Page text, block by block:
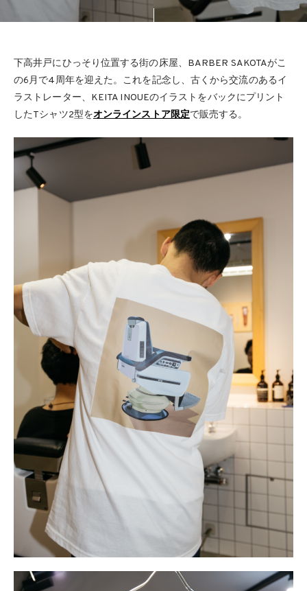
下高井戸にひっそり位置する街の床屋、BARBER SAKOTAがこ
の6月で4周年を迎えた。これを記念し、古くから交流のあるイ
ラストレーター、KEITA INOUEのイラストをバックにプリント
したTシャツ2型をオンラインストア限定で販売する。